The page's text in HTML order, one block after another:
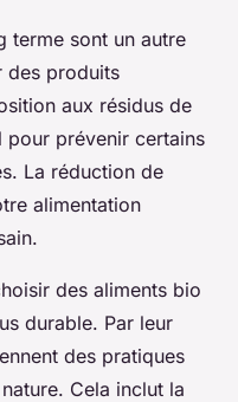
terme sont un autre
des produits
aux résidus de
pour prévenir certains
La réduction de
alimentation
des aliments bio
durable. Par leur
des pratiques
Cela inclut la